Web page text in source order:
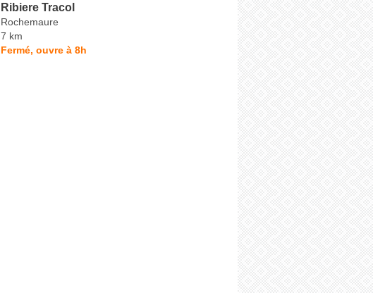
Ribiere Tracol
Rochemaure
7 km
Fermé, ouvre à 8h